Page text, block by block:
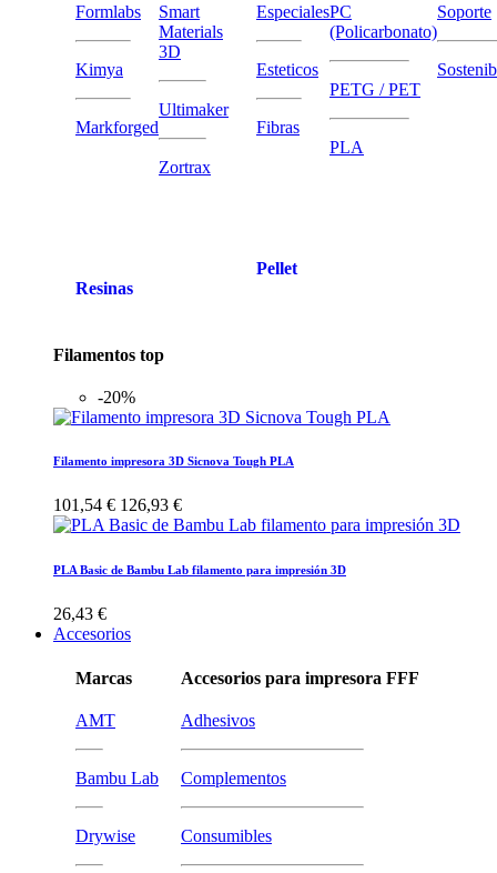
Formlabs
Kimya
Markforged
Smart
Materials
3D
Ultimaker
Zortrax
Resinas
Especiales
Esteticos
Fibras
PC
(Policarbonato)
PETG / PET
PLA
Soporte
Pellet
Filamentos top
-20%
Filamento impresora 3D Sicnova Tough PLA
101,54 € 126,93 €
PLA Basic de Bambu Lab filamento para impresión 3D
26,43 €
Accesorios
Marcas
AMT
Bambu Lab
Drywise
Accesorios para impresora FFF
Adhesivos
Complementos
Consumibles